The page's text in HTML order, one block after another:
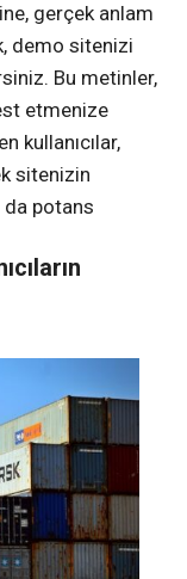
gerçek anlam
demo sitenizi
Bu metinler,
etmenize
kullanıcılar,
sitenizin
da potans